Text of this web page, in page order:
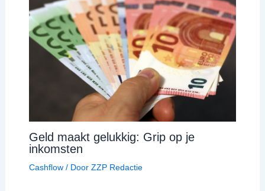
Geld maakt gelukkig: Grip op je
inkomsten
Cashflow/ Door ZZP Redactie